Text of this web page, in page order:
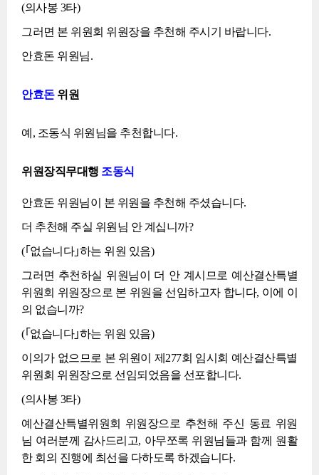
(의사봉 3타)
그러면 본 위원회 위원장을 추천해 주시기 바랍니다.
안효돈 위원님.
안효돈위원
예, 조동식 위원님을 추천합니다.
위원장직무대행 조동식
안효돈 위원님이 본 위원을 추천해 주셨습니다.
더 추천해 주실 위원님 안 계십니까?
(｢없습니다｣하는 위원 있음)
그러면 추천하실 위원님이 더 안 계시므로 예산결산특별
위원회 위원장으로 본 위원을 선임하고자 합니다, 이에 이
의 없습니까?
(｢없습니다｣하는 위원 있음)
이의가 없으므로 본 위원이 제277회 임시회 예산결산특별
위원회 위원장으로 선임되었음을 선포합니다.
(의사봉 3타)
예산결산특별위원회 위원장으로 추천해 주신 동료 위원
님 여러분께 감사드리고, 아무쪼록 위원님들과 함께 원활
한 회의 진행에 최선을 다하도록 하겠습니다.